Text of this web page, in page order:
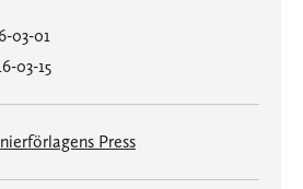
03-01
03-15
Press